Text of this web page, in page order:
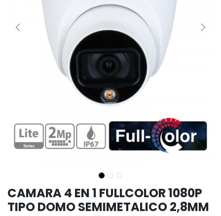
CAMARA 4 EN 1 FULLCOLOR 1080P
TIPO DOMO SEMIMETALICO 2,8MM